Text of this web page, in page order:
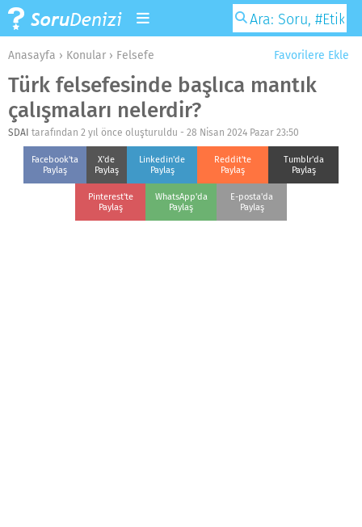
Favorilere Ekle
Anasayfa › Konular › Felsefe
Türk felsefesinde başlıca mantık
çalışmaları nelerdir?
SDAI tarafından 2 yıl önce oluşturuldu - 28 Nisan 2024 Pazar 23:50
Facebook'ta
Paylaş
X'de
Paylaş
Linkedin'de
Paylaş
Reddit'te
Paylaş
Tumblr'da
Paylaş
Pinterest'te
Paylaş
WhatsApp'da
Paylaş
E-posta'da
Paylaş